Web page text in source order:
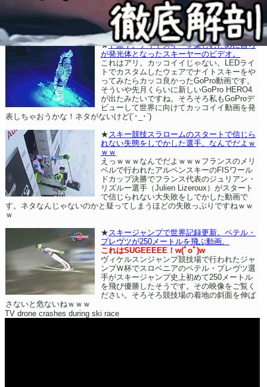
★ド派手。ナイトスキーを楽しむために自ら
が発光体となったスキーヤーのビデオ。
これはアリ。カッコイイじゃない。LEDライ
トでカスタムしたウェアでナイトスキーをや
ってみたらカッコ良かったGoPro動画です。
そういや先月くらいに新しいGoPro HERO4
が出たみたいですね。そろそろ私もGoProデ
ビューして世界に向けてカッコイイ動画を発
表しちゃおうかな！ネタがないけど(´･_･`)
★ スキー競技スラロームのスタートで信じら
れない失態をしでかした選手。なんでだよｗ
ｗｗ
えっｗｗｗなんでだよｗｗｗフランスのメリ
ベルで行われたアルペンスキーのFISワール
ドカップ決勝でフランス代表のジュリアン・
リズルー選手（Julien Lizeroux）がスタート
で信じられない大失敗をしでかした動画で
す。ネタなんじゃないのかと疑ってしまうほどの失敗っぷりですねｗｗ
ｗ
★ スキージャンプで世界記録更新。ペテル・
プレヴツが250メートルを飛ぶ動画。
これはSUGEEEEE！w(ﾟoﾟ)w
ヴィケルスンジャンプ競技場で行われたジャ
ンプＷ杯でスロベニアのペテル・プレヴツ選
手がスキージャンプ史上初めて250メートル
を飛び優勝したそうです。その映像をご覧く
ださい。そろそろ競技場の着地の斜面を伸ば
さないと危ないねｗｗｗ
TV drone crashes during ski race